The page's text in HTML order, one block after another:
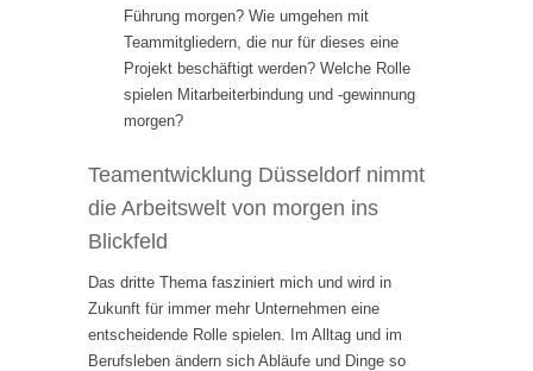
Führung morgen? Wie umgehen mit
Teammitgliedern, die nur für dieses eine
Projekt beschäftigt werden? Welche Rolle
spielen Mitarbeiterbindung und -gewinnung
morgen?
Teamentwicklung Düsseldorf nimmt
die Arbeitswelt von morgen ins
Blickfeld
Das dritte Thema fasziniert mich und wird in
Zukunft für immer mehr Unternehmen eine
entscheidende Rolle spielen. Im Alltag und im
Berufsleben ändern sich Abläufe und Dinge so